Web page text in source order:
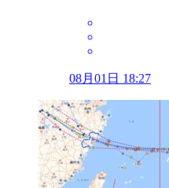
08月01日 18:27